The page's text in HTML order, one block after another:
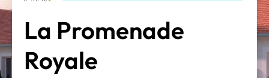
La Promenade
Royale